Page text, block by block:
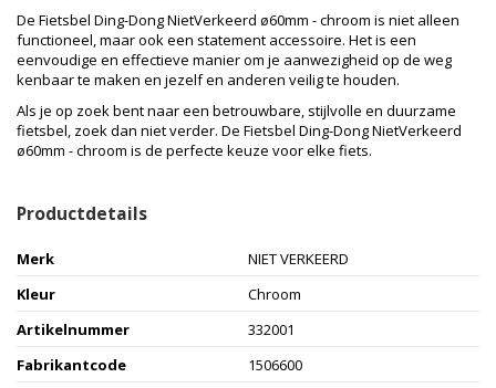
De Fietsbel Ding-Dong NietVerkeerd ø60mm - chroom is niet alleen
functioneel, maar ook een statement accessoire. Het is een
eenvoudige en effectieve manier om je aanwezigheid op de weg
kenbaar te maken en jezelf en anderen veilig te houden.
Als je op zoek bent naar een betrouwbare, stijlvolle en duurzame
fietsbel, zoek dan niet verder. De Fietsbel Ding-Dong NietVerkeerd
ø60mm - chroom is de perfecte keuze voor elke fiets.
Productdetails
Merk
NIET VERKEERD
Kleur
Chroom
Artikelnummer
332001
Fabrikantcode
1506600